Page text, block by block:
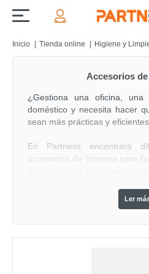
Inicio Tienda online Higiene y
Accesorios
¿Gestiona una oficina,
doméstico y necesita hacer
sean más prácticas y
En Partness encontrará
accesorios de limpieza para
profesionales y uso doméstico.
Ler